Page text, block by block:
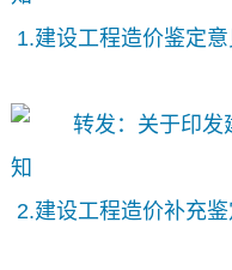
1.建设工程造价鉴定
2.建设工程造价补充